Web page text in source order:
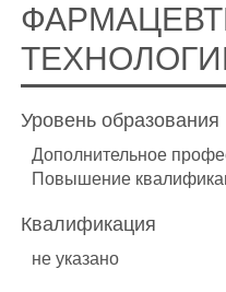
Уровень образования
Дополнительное
Повышение
Квалификация
не указано